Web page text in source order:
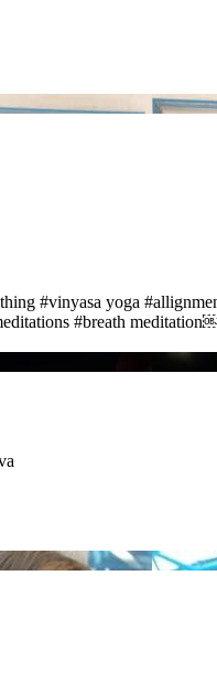
#vinyasa yoga
#breath